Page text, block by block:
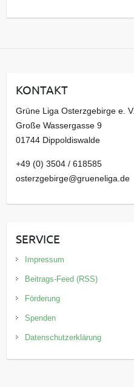
a
v
KONTAKT
Grüne Liga Osterzgebirge e. V.
Große Wassergasse 9
01744 Dippoldiswalde
+49 (0) 3504 / 618585
osterzgebirge@grueneliga.de
SERVICE
Impressum
Beitrags-Feed (RSS)
Förderung
Spenden
Datenschutzerklärung